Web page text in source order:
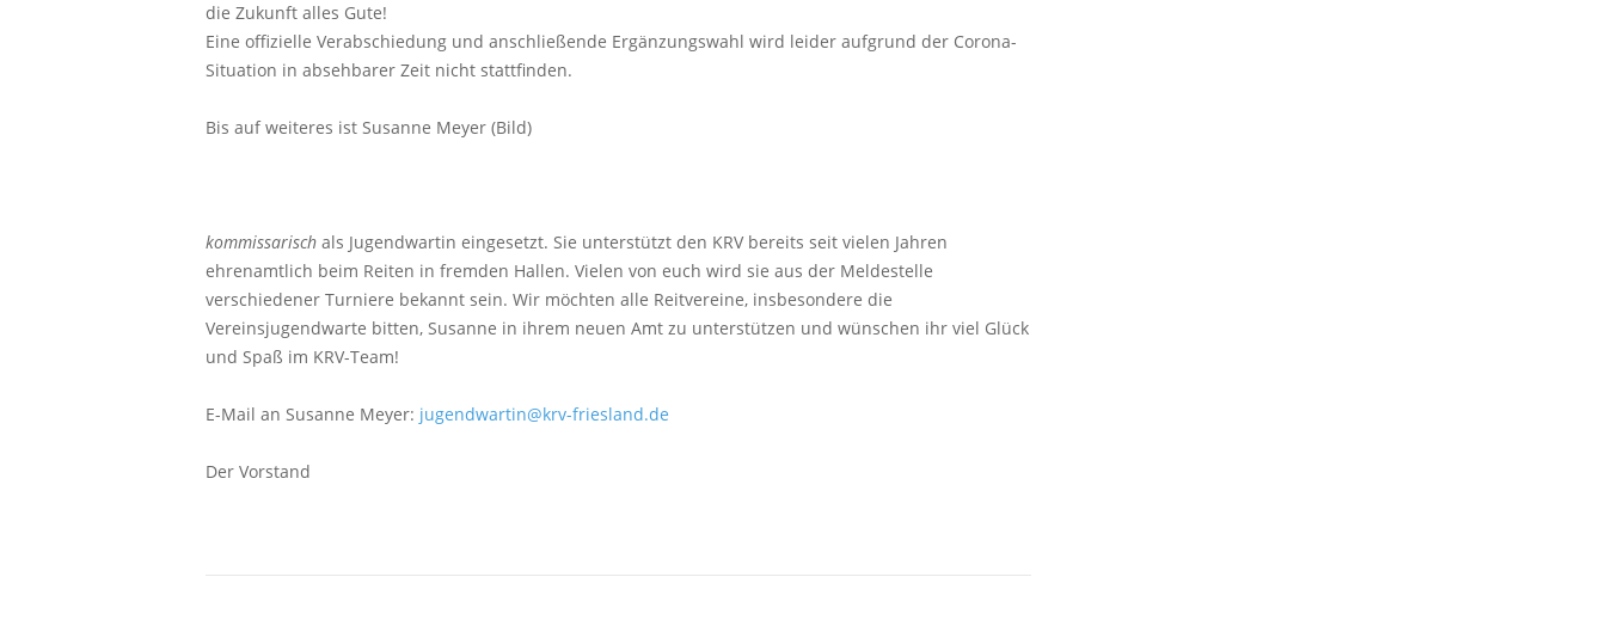
die Zukunft alles Gute!
Eine offizielle Verabschiedung und anschließende Ergänzungswahl wird leider aufgrund der Corona-
Situation in absehbarer Zeit nicht stattfinden.
Bis auf weiteres ist Susanne Meyer (Bild)
kommissarisch als Jugendwartin eingesetzt. Sie unterstützt den KRV bereits seit vielen Jahren
ehrenamtlich beim Reiten in fremden Hallen. Vielen von euch wird sie aus der Meldestelle
verschiedener Turniere bekannt sein. Wir möchten alle Reitvereine, insbesondere die
Vereinsjugendwarte bitten, Susanne in ihrem neuen Amt zu unterstützen und wünschen ihr viel Glück
und Spaß im KRV-Team!
E-Mail an Susanne Meyer: jugendwartin@krv-friesland.de
Der Vorstand